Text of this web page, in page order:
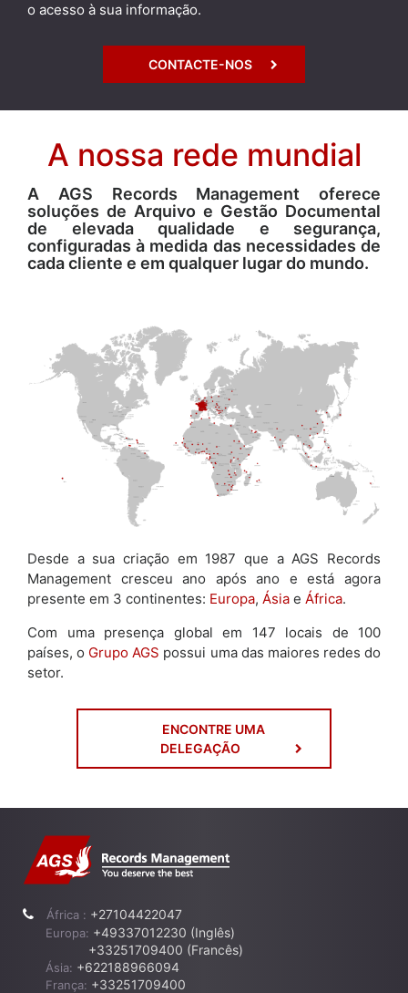
o acesso à sua informação.
CONTACTE-NOS
A nossa rede mundial
A AGS Records Management oferece
soluções de Arquivo e Gestão Documental
de elevada qualidade e segurança,
configuradas à medida das necessidades de
cada cliente e em qualquer lugar do mundo.
Desde a sua criação em 1987 que a AGS Records
Management cresceu ano após ano e está agora
presente em 3 continentes: Europa, Ásia e África.
Com uma presença global em 147 locais de 100
países, o Grupo AGS possui uma das maiores redes do
setor.
ENCONTRE UMA
DELEGAÇÃO
África : +27104422047
Europa: +49337012230 (Inglês)
+33251709400 (Francês)
Ásia: +622188966094
França: +33251709400